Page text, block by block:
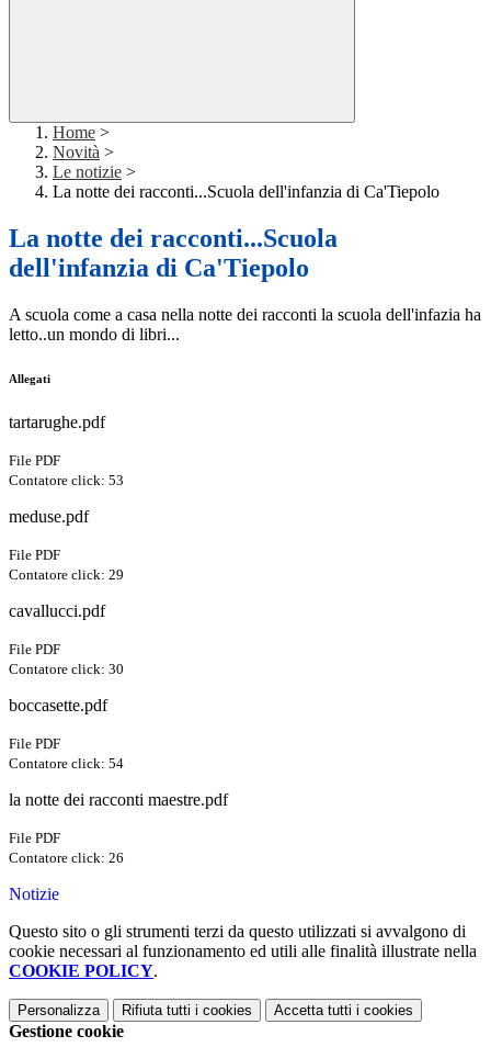
Home >
Novità >
Le notizie >
La notte dei racconti...Scuola dell'infanzia di Ca'Tiepolo
La notte dei racconti...Scuola
dell'infanzia di Ca'Tiepolo
A scuola come a casa nella notte dei racconti la scuola dell'infazia ha
letto..un mondo di libri...
Allegati
tartarughe.pdf
File PDF
Contatore click: 53
meduse.pdf
File PDF
Contatore click: 29
cavallucci.pdf
File PDF
Contatore click: 30
boccasette.pdf
File PDF
Contatore click: 54
la notte dei racconti maestre.pdf
File PDF
Contatore click: 26
Notizie
Questo sito o gli strumenti terzi da questo utilizzati si avvalgono di
cookie necessari al funzionamento ed utili alle finalità illustrate nella
COOKIE POLICY.
Personalizza Rifiuta tutti i cookies Accetta tutti i cookies
Gestione cookie